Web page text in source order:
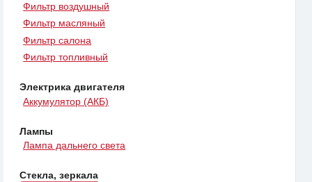
Фильтр воздушный
Фильтр масляный
Фильтр салона
Фильтр топливный
Электрика двигателя
Аккумулятор (АКБ)
Лампы
Лампа дальнего света
Стекла, зеркала